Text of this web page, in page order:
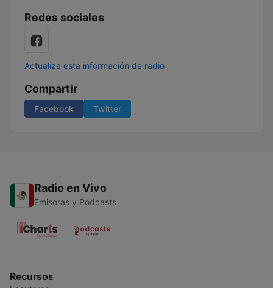
Redes sociales
Actualiza esta información de radio
Compartir
Facebook Twitter
Radio en Vivo
Emisoras y Podcasts
Recursos